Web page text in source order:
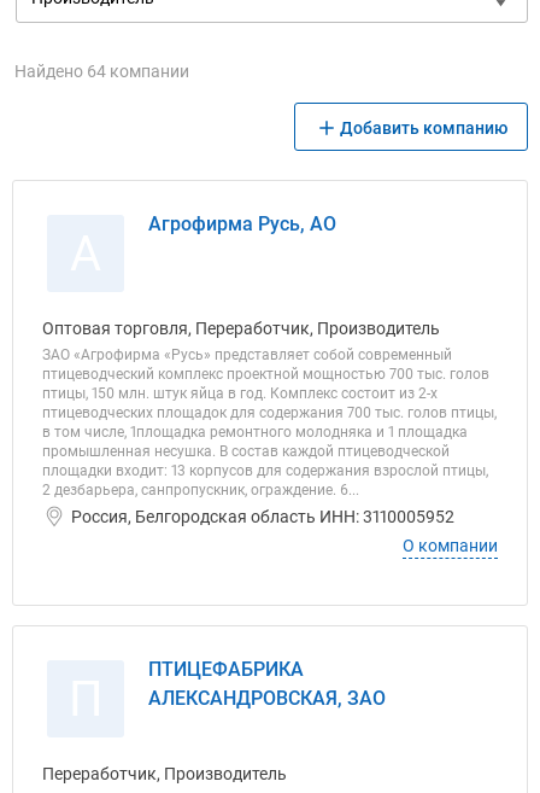
Найдено 64 компании
Добавить компанию
Агрофирма Русь, АО
Оптовая торговля, Переработчик, Производитель
ЗАО «Агрофирма «Русь» представляет собой современный
птицеводческий комплекс проектной мощностью 700 тыс. голов
птицы, 150 млн. штук яйца в год. Комплекс состоит из 2-х
птицеводческих площадок для содержания 700 тыс. голов птицы,
в том числе, 1площадка ремонтного молодняка и 1 площадка
промышленная несушка. В состав каждой птицеводческой
площадки входит: 13 корпусов для содержания взрослой птицы,
2 дезбарьера, санпропускник, ограждение. 6...
Россия, Белгородская область ИНН: 3110005952
О компании
ПТИЦЕФАБРИКА
АЛЕКСАНДРОВСКАЯ, ЗАО
Переработчик, Производитель